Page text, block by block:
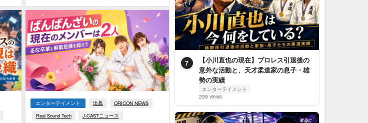
エンターテイメント 出典
ORICON NEWS
Real Sound Tech
J-CASTニュース
7
【小川直也の現在】プロレス引退後の
意外な活動と、天才柔道家の息子・雄
勢の実績
エンターテイメント
299 views